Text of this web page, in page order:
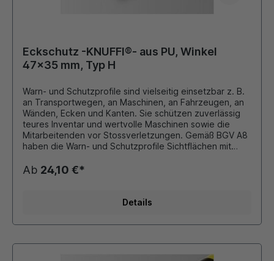
Eckschutz -KNUFFI®- aus PU, Winkel
47x35 mm, Typ H
Warn- und Schutzprofile sind vielseitig einsetzbar z. B.
an Transportwegen, an Maschinen, an Fahrzeugen, an
Wänden, Ecken und Kanten. Sie schützen zuverlässig
teures Inventar und wertvolle Maschinen sowie die
Mitarbeitenden vor Stossverletzungen. Gemäß BGV A8
haben die Warn- und Schutzprofile Sichtflächen mit
Flurförderzeuge rot/weißen Diagonalstreifen. Die Warn-
und Schutzprofile lassen sich schnell und problemlos
entfernen und kurz auf die gereinigte Fläche pressen
Material aus FCKW freiem Polyurethanschaum hoch
Ab 24,10 €*
Details